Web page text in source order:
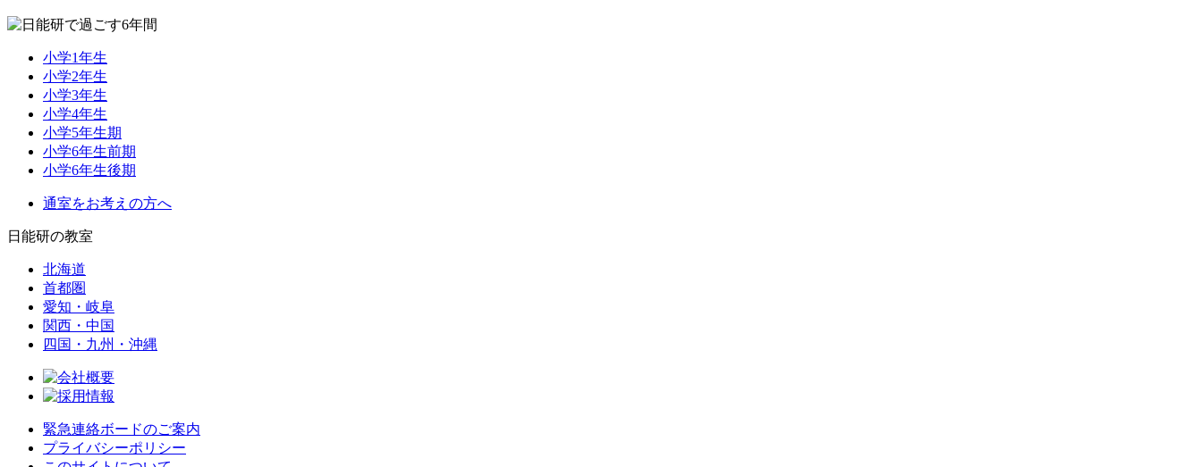
小学1年生
小学2年生
小学3年生
小学4年生
小学5年生期
小学6年生前期
小学6年生後期
通室をお考えの方へ
日能研の教室
北海道
首都圏
愛知・岐阜
関西・中国
四国・九州・沖縄
緊急連絡ボードのご案内
プライバシーポリシー